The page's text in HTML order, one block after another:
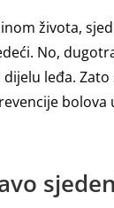
života,
No,
leđa.